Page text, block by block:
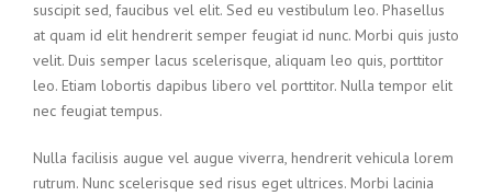
suscipit sed, faucibus vel elit. Sed eu vestibulum leo. Phasellus
at quam id elit hendrerit semper feugiat id nunc. Morbi quis justo
velit. Duis semper lacus scelerisque, aliquam leo quis, porttitor
leo. Etiam lobortis dapibus libero vel porttitor. Nulla tempor elit
nec feugiat tempus.
Nulla facilisis augue vel augue viverra, hendrerit vehicula lorem
rutrum. Nunc scelerisque sed risus eget ultrices. Morbi lacinia